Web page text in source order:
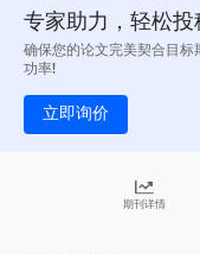
专家助力，轻松投
确保您的论文完美契合目标
功率!
立即询价
期刊详情